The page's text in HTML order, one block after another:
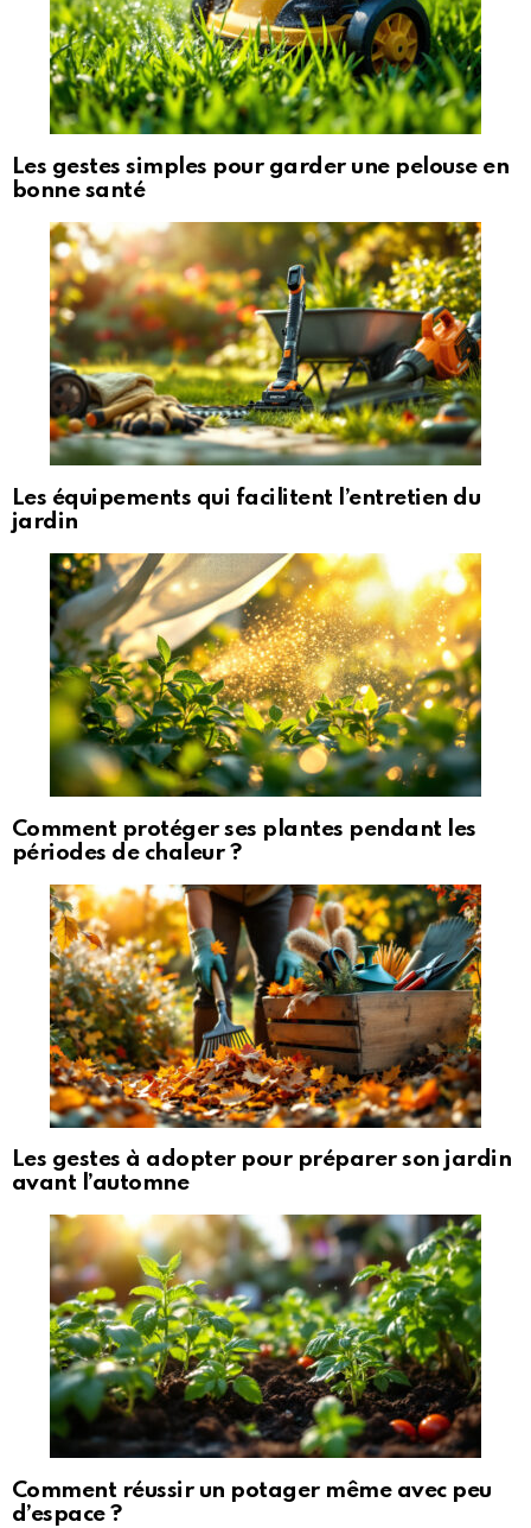
Les gestes simples pour garder une pelouse en
bonne santé
Les équipements qui facilitent l’entretien du
jardin
Comment protéger ses plantes pendant les
périodes de chaleur ?
Les gestes à adopter pour préparer son jardin
avant l’automne
Comment réussir un potager même avec peu
d’espace ?